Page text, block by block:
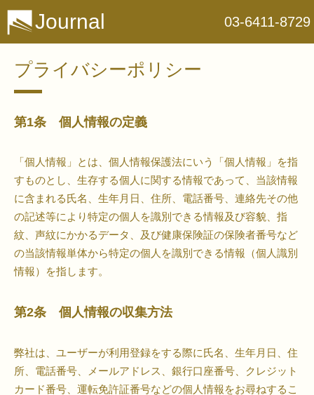
Journal 03-6411-8729
プライバシーポリシー
第1条 個人情報の定義
「個人情報」とは、個人情報保護法にいう「個人情報」を指
すものとし、生存する個人に関する情報であって、当該情報
に含まれる氏名、生年月日、住所、電話番号、連絡先その他
の記述等により特定の個人を識別できる情報及び容貌、指
紋、声紋にかかるデータ、及び健康保険証の保険者番号など
の当該情報単体から特定の個人を識別できる情報（個人識別
情報）を指します。
第2条 個人情報の収集方法
弊社は、ユーザーが利用登録をする際に氏名、生年月日、住
所、電話番号、メールアドレス、銀行口座番号、クレジット
カード番号、運転免許証番号などの個人情報をお尋ねするこ